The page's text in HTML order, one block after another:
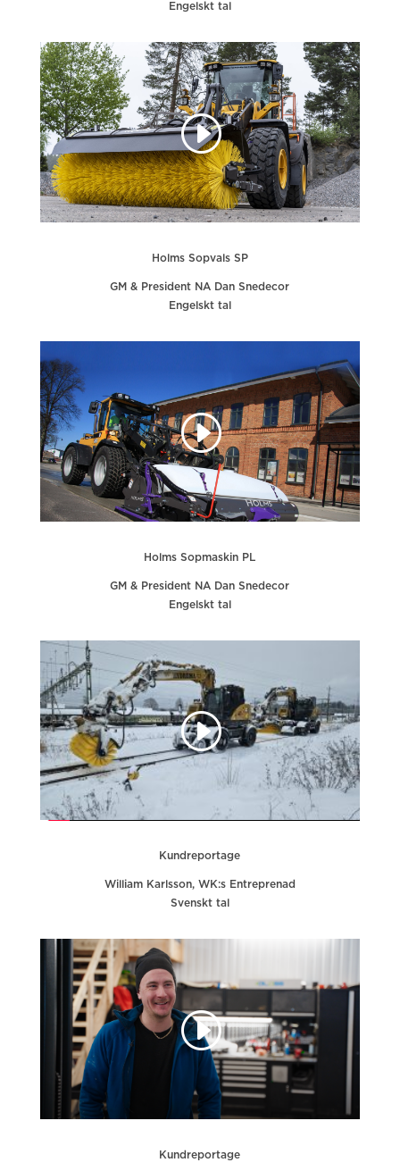
Engelskt tal
Holms Sopvals SP
GM & President NA Dan Snedecor
Engelskt tal
Holms Sopmaskin PL
GM & President NA Dan Snedecor
Engelskt tal
Kundreportage
William Karlsson, WK:s Entreprenad
Svenskt tal
Kundreportage